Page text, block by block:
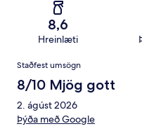
8,6
Hreinlæti
Umsagnir
Staðfest umsögn
8/10 Mjög gott
2. ágúst 2026
Þýða með Google